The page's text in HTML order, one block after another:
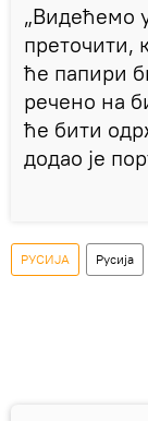
„Видећемо
преточити,
ће папири
речено на
ће бити
додао је
РУСИЈА Русија